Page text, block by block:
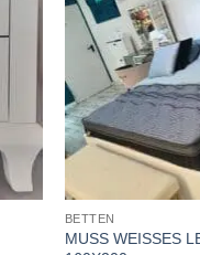
BETTEN
MUSS WEISSES